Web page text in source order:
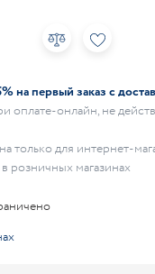
на первый заказ с
оплате-онлайн, не
только для интернет-
розничных магазинах